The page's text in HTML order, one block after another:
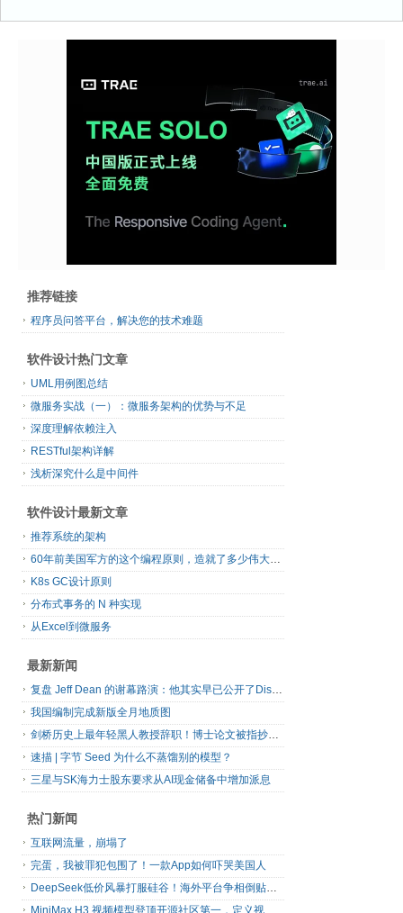
推荐链接
程序员问答平台，解决您的技术难题
软件设计热门文章
UML用例图总结
微服务实战（一）：微服务架构的优势与不足
深度理解依赖注入
RESTful架构详解
浅析深究什么是中间件
软件设计最新文章
推荐系统的架构
60年前美国军方的这个编程原则，造就了多少伟大的框架
K8s GC设计原则
分布式事务的 N 种实现
从Excel到微服务
最新新闻
复盘 Jeff Dean 的谢幕路演：他其实早已公开了Discovery Loop 的创业计划书
我国编制完成新版全月地质图
剑桥历史上最年轻黑人教授辞职！博士论文被指抄袭180处，履历成就再遭质疑
速描 | 字节 Seed 为什么不蒸馏别的模型？
三星与SK海力士股东要求从AI现金储备中增加派息
热门新闻
互联网流量，崩塌了
完蛋，我被罪犯包围了！一款App如何吓哭美国人
DeepSeek低价风暴打服硅谷！海外平台争相倒贴V4 Flash